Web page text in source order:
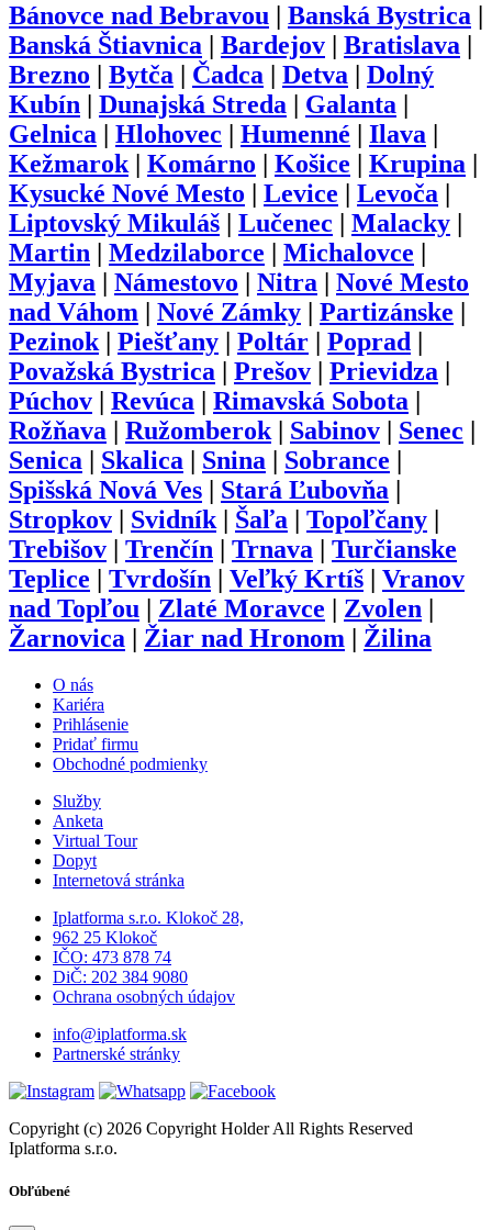
Bánovce nad Bebravou Banská Bystrica
Banská Štiavnica
Bardejov Bratislava
Brezno
Bytča Čadca Detva
Dolný
Kubín
Dunajská Streda Galanta
Gelnica
Hlohovec Humenné Ilava
Kežmarok| Komárno Košice Krupina
Kysucké Nové Mesto
Levice Levoča
Liptovský Mikuláš
Lučenec Malacky
Martin
Medzilaborce Michalovce
Myjava
Námestovo Nitra
Nové Mesto
nad Váhom
Nové Zámky Partizánske
Pezinok| Piešťany Poltár Poprad
Považská Bystrica
Prešov Prievidza
Púchov
Revúca Rimavská Sobota
Rožňava
Ružomberok| Sabinov Senec
Senica
Skalica Snina Sobrance
Spišská Nová Ves
Stará Ľubovňa
Stropkov
Svidník| Šaľa Topoľčany
Trebišov
Trenčín Trnava
Turčianske
Teplice
Tvrdošín Veľký Krtíš
Vranov
nad Topľou
Zlaté Moravce Zvolen
Žarnovica
Žiar nad Hronom Žilina
O nás
Kariéra
Prihlásenie
Pridať firmu
Obchodné podmienky
Služby
Anketa
Virtual Tour
Dopyt
Internetová stránka
Iplatforma s.r.o. Klokoč 28,
962 25 Klokoč
IČO: 473 878 74
DiČ: 202 384 9080
Ochrana osobných údajov
info@iplatforma.sk
Partnerské stránky
Copyright (c) 2026 Copyright Holder All Rights Reserved
Iplatforma s.r.o.
Obľúbené